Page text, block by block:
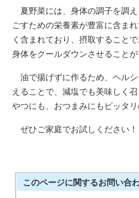
夏野菜には、身体の調子を調
ごすための栄養素が豊富に含ま
く含まれており、摂取すること
身体をクールダウンさせることが
油で揚げずに作るため、ヘル
えることで、減塩でも美味しく
やつにも、おつまみにもピッタリ
ぜひご家庭でお試しください！
このページに関するお問い合